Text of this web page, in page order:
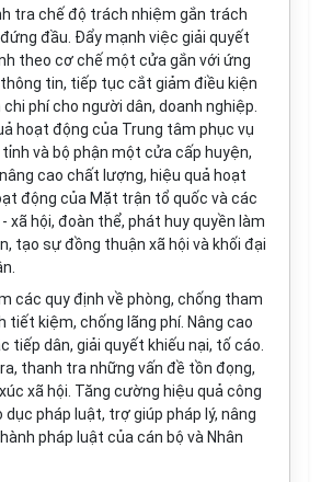
tra chế độ trách nhiệm gắn trách
đầu. Đẩy mạnh việc giải quyết
theo cơ chế một cửa gắn với ứng
tin, tiếp tục cắt giảm điều kiện
chi phí cho người dân, doanh nghiệp.
hoạt động của Trung tâm phục vụ
và bộ phận một cửa cấp huyện,
cao chất lượng, hiệu quả hoạt
động của Mặt trận tổ quốc và các
xã hội, đoàn thể, phát huy quyền làm
tạo sự đồng thuận xã hội và khối đại
các quy định về phòng, chống tham
tiết kiệm, chống lãng phí. Nâng cao
tiếp dân, giải quyết khiếu nại, tố cáo.
thanh tra những vấn đề tồn đọng,
xã hội. Tăng cường hiệu quả công
dục pháp luật, trợ giúp pháp lý, nâng
pháp luật của cán bộ và Nhân